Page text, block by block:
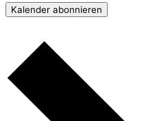
Kalender abonnieren